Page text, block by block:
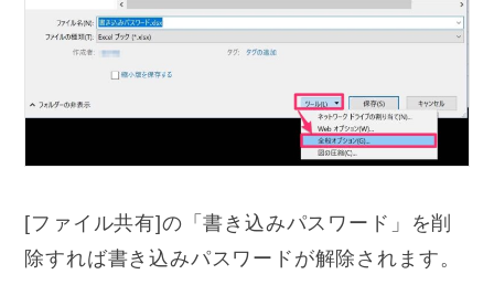
[ファイル共有]の「書き込みパスワード」を削
除すれば書き込みパスワードが解除されます。